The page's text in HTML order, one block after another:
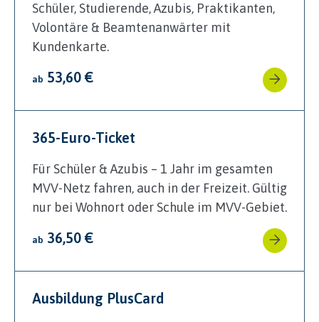
Schüler, Studierende, Azubis, Praktikanten,
Volontäre & Beamtenanwärter mit
Kundenkarte.
ab 53,60 €
365-Euro-Ticket
Für Schüler & Azubis – 1 Jahr im gesamten
MVV-Netz fahren, auch in der Freizeit. Gültig
nur bei Wohnort oder Schule im MVV-Gebiet.
ab 36,50 €
Ausbildung PlusCard